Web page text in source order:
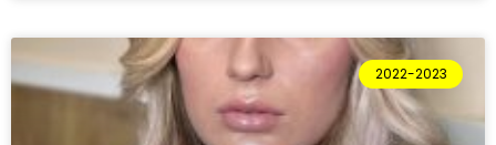
2022-2023